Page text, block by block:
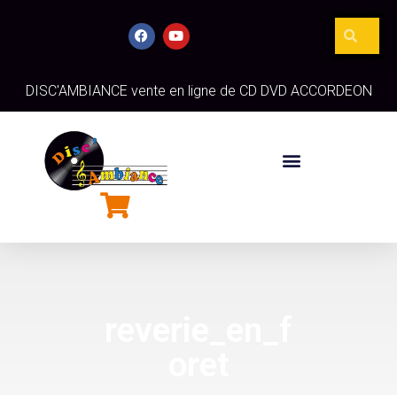
DISC'AMBIANCE vente en ligne de CD DVD ACCORDEON